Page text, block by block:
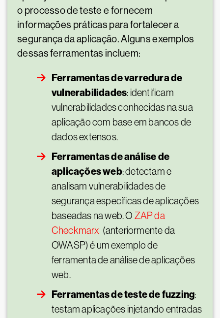
o processo de teste e fornecem
informações práticas para fortalecer a
segurança da aplicação. Alguns exemplos
dessas ferramentas incluem:
Ferramentas de varredura de
vulnerabilidades: identificam
vulnerabilidades conhecidas na sua
aplicação com base em bancos de
dados extensos.
Ferramentas de análise de
aplicações web: detectam e
analisam vulnerabilidades de
segurança específicas de aplicações
baseadas na web. O ZAP da
Checkmarx (anteriormente da
OWASP) é um exemplo de
ferramenta de análise de aplicações
web.
Ferramentas de teste de fuzzing:
testam aplicações injetando entradas